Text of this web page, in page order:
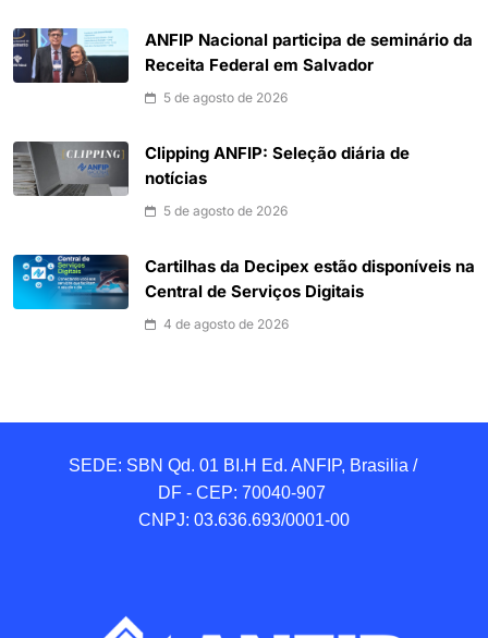
ANFIP Nacional participa de seminário da
Receita Federal em Salvador
5 de agosto de 2026
Clipping ANFIP: Seleção diária de
notícias
5 de agosto de 2026
Cartilhas da Decipex estão disponíveis na
Central de Serviços Digitais
4 de agosto de 2026
SEDE: SBN Qd. 01 BI.H Ed. ANFIP, Brasilia /
DF - CEP: 70040-907
CNPJ: 03.636.693/0001-00